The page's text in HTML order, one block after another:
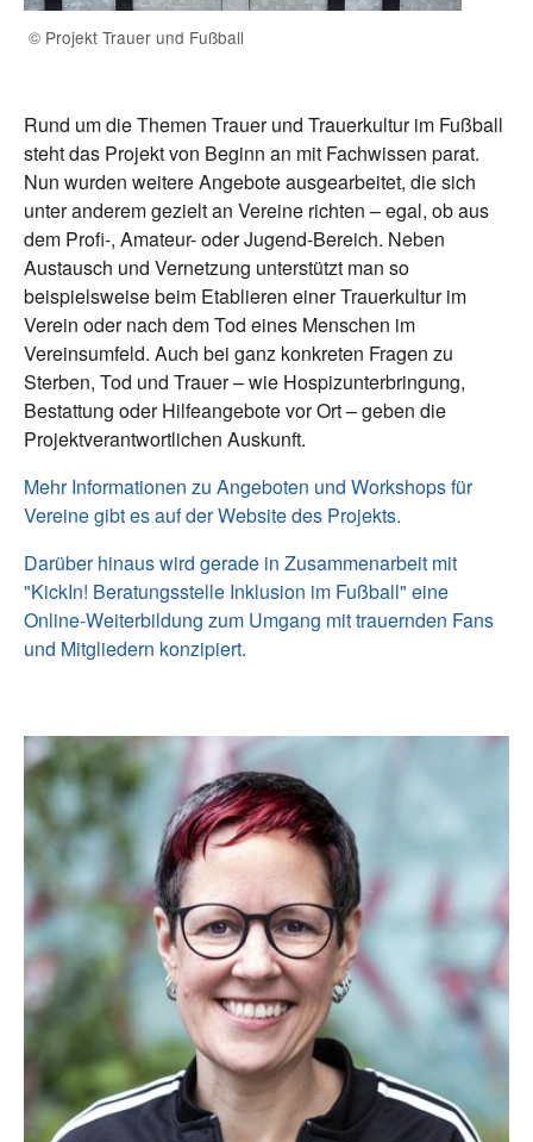
© Projekt Trauer und Fußball
Rund um die Themen Trauer und Trauerkultur im Fußball
steht das Projekt von Beginn an mit Fachwissen parat.
Nun wurden weitere Angebote ausgearbeitet, die sich
unter anderem gezielt an Vereine richten – egal, ob aus
dem Profi-, Amateur- oder Jugend-Bereich. Neben
Austausch und Vernetzung unterstützt man so
beispielsweise beim Etablieren einer Trauerkultur im
Verein oder nach dem Tod eines Menschen im
Vereinsumfeld. Auch bei ganz konkreten Fragen zu
Sterben, Tod und Trauer – wie Hospizunterbringung,
Bestattung oder Hilfeangebote vor Ort – geben die
Projektverantwortlichen Auskunft.
Mehr Informationen zu Angeboten und Workshops für
Vereine gibt es auf der Website des Projekts.
Darüber hinaus wird gerade in Zusammenarbeit mit
"KickIn! Beratungsstelle Inklusion im Fußball" eine
Online-Weiterbildung zum Umgang mit trauernden Fans
und Mitgliedern konzipiert.